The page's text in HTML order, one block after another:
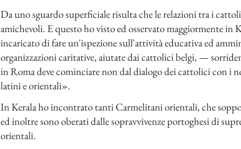
Da uno sguardo superficiale risulta che le relazioni tra i
amichevoli. E questo ho visto ed osservato maggiormente in
incaricato di fare un'ispezione sull'attività educativa ed
organizzazioni caritative, aiutate dai cattolici belgi, —
in Roma deve cominciare non dal dialogo dei cattolici con
latini e orientali».
In Kerala ho incontrato tanti Carmelitani orientali, che
ed inoltre sono oberati dalle sopravvivenze portoghesi di
orientali.